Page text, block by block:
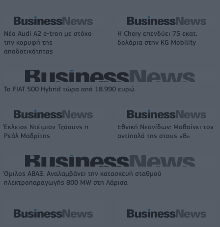
Νέο Audi A2 e-tron με στόχο
την κορυφή της
αποδοτικότητας
Η Chery επενδύει 75 εκατ.
δολάρια στην KG Mobility
Το FIAT 500 Hybrid τώρα από 18.990 ευρώ
Έκλεισε Ντέιμιαν Τζόουνς η
Ρεάλ Μαδρίτης
Εθνική Νεανίδων: Μαθαίνει τον
αντίπαλό της στους «8»
Όμιλος ΑΒΑΞ: Αναλαμβάνει την κατασκευή σταθμού
ηλεκτροπαραγωγής 800 MW στη Λάρισα